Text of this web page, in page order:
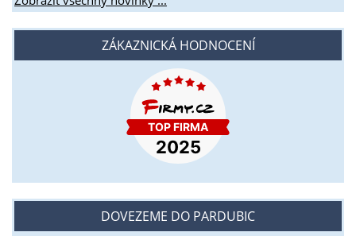
ZÁKAZNICKÁ HODNOCENÍ
DOVEZEME DO PARDUBIC